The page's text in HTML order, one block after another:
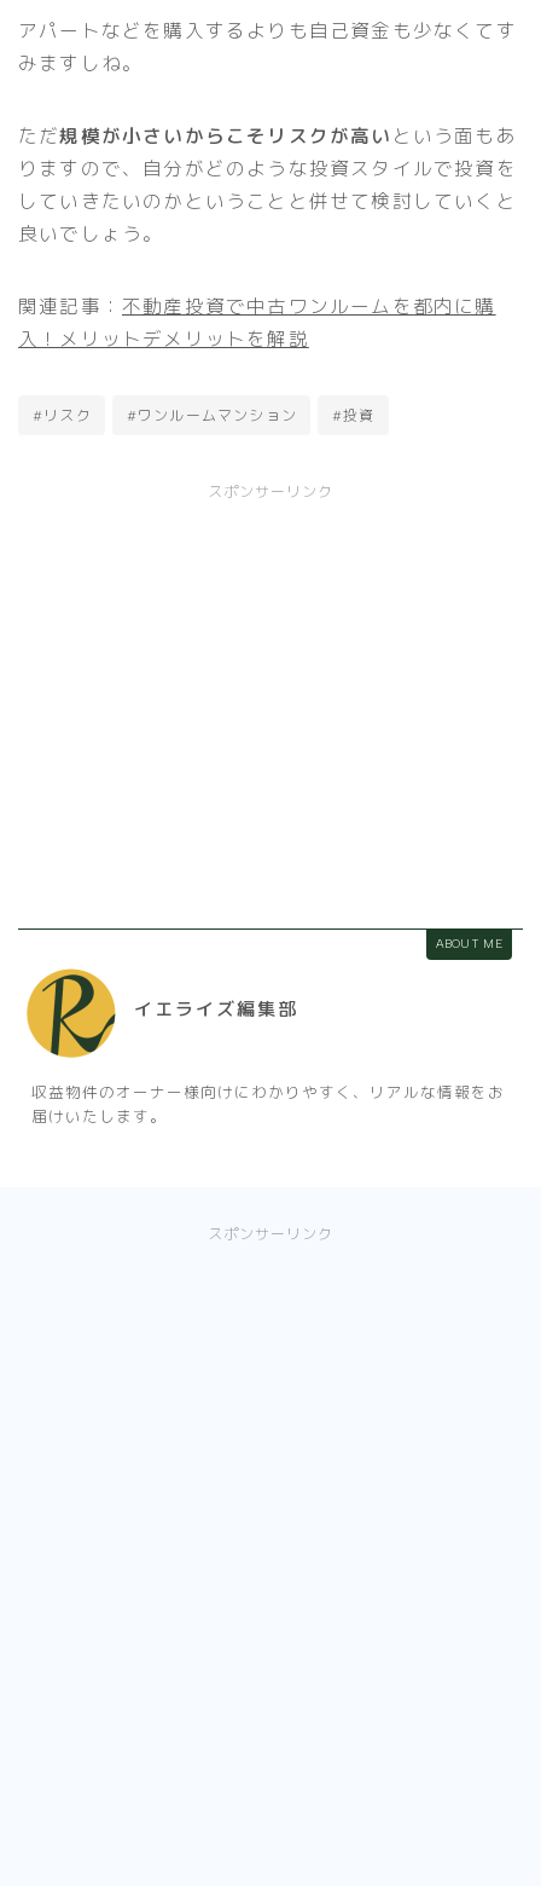
アパートなどを購入するよりも自己資金も少なくてす
みますしね。
ただ規模が小さいからこそリスクが高い という面もあ
りますので、自分がどのような投資スタイルで投資を
していきたいのかということと併せて検討していくと
良いでしょう。
関連記事： 不動産投資で中古ワンルームを都内に購
入！メリットデメリットを解説
#リスク #ワンルームマンション #投資
スポンサーリンク
ABOUT ME
イエライズ編集部
収益物件のオーナー様向けにわかりやすく、リアルな情報をお
届けいたします。
スポンサーリンク